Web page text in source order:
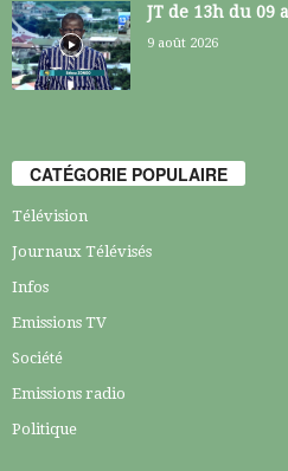
JT de 13h du 09
9 août 2026
CATÉGORIE POPULAIRE
Télévision
Journaux Télévisés
Infos
Emissions TV
Société
Emissions radio
Politique